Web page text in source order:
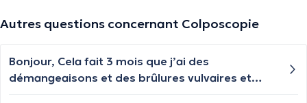
Autres questions concernant Colposcopie
Bonjour, Cela fait 3 mois que j’ai des
démangeaisons et des brûlures vulvaires et